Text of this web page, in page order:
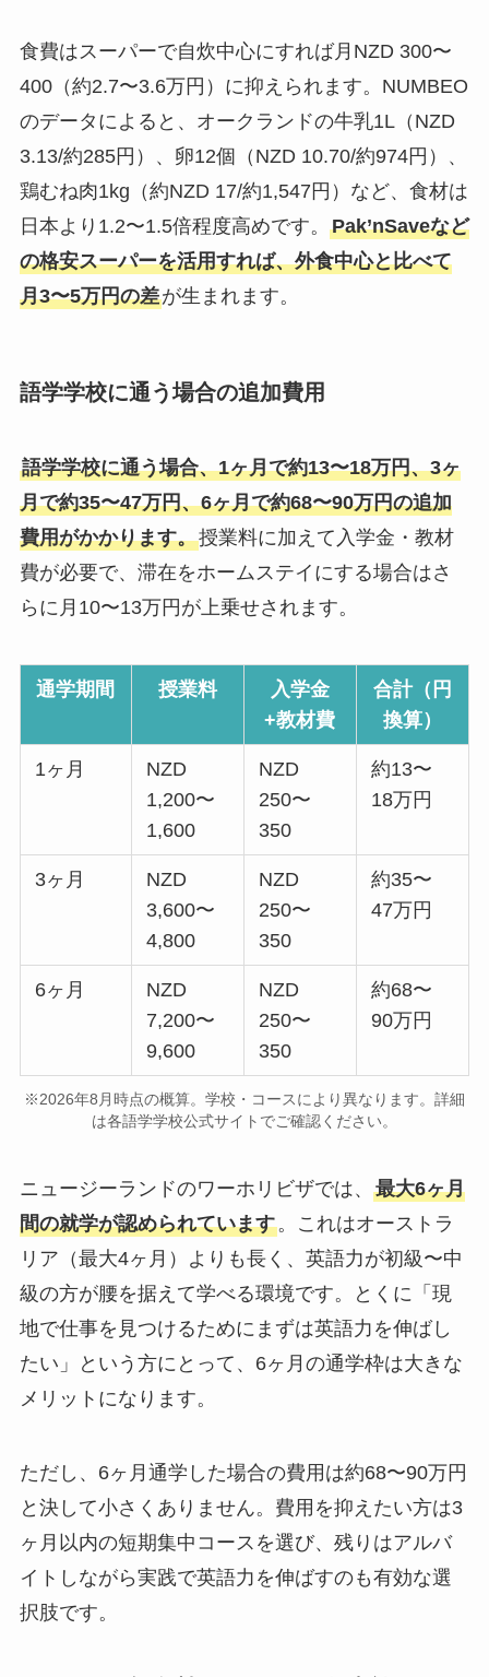
食費はスーパーで自炊中心にすれば月NZD 300〜
400（約2.7〜3.6万円）に抑えられます。NUMBEO
のデータによると、オークランドの牛乳1L（NZD
3.13/約285円）、卵12個（NZD 10.70/約974円）、
鶏むね肉1kg（約NZD 17/約1,547円）など、食材は
日本より1.2〜1.5倍程度高めです。 Pak’nSaveなど
の格安スーパーを活用すれば、外食中心と比べて
月3〜5万円の差が生まれます。
語学学校に通う場合の追加費用
語学学校に通う場合、1ヶ月で約13〜18万円、3ヶ
月で約35〜47万円、6ヶ月で約68〜90万円の追加
費用がかかります。授業料に加えて入学金・教材
費が必要で、滞在をホームステイにする場合はさ
らに月10〜13万円が上乗せされます。
通学期間 授業料
入学金
+教材費
合計（円
換算）
1ヶ月
NZD
1,200〜
1,600
NZD
250〜
350
約13〜
18万円
3ヶ月
NZD
3,600〜
4,800
NZD
250〜
350
約35〜
47万円
6ヶ月
NZD
7,200〜
9,600
NZD
250〜
350
約68〜
90万円
※2026年8月時点の概算。学校・コースにより異なります。詳細
は各語学学校公式サイトでご確認ください。
ニュージーランドのワーホリビザでは、 最大6ヶ月
間の就学が認められています。これはオーストラ
リア（最大4ヶ月）よりも長く、英語力が初級〜中
級の方が腰を据えて学べる環境です。とくに「現
地で仕事を見つけるためにまずは英語力を伸ばし
たい」という方にとって、6ヶ月の通学枠は大きな
メリットになります。
ただし、6ヶ月通学した場合の費用は約68〜90万円
と決して小さくありません。費用を抑えたい方は3
ヶ月以内の短期集中コースを選び、残りはアルバ
イトしながら実践で英語力を伸ばすのも有効な選
択肢です。